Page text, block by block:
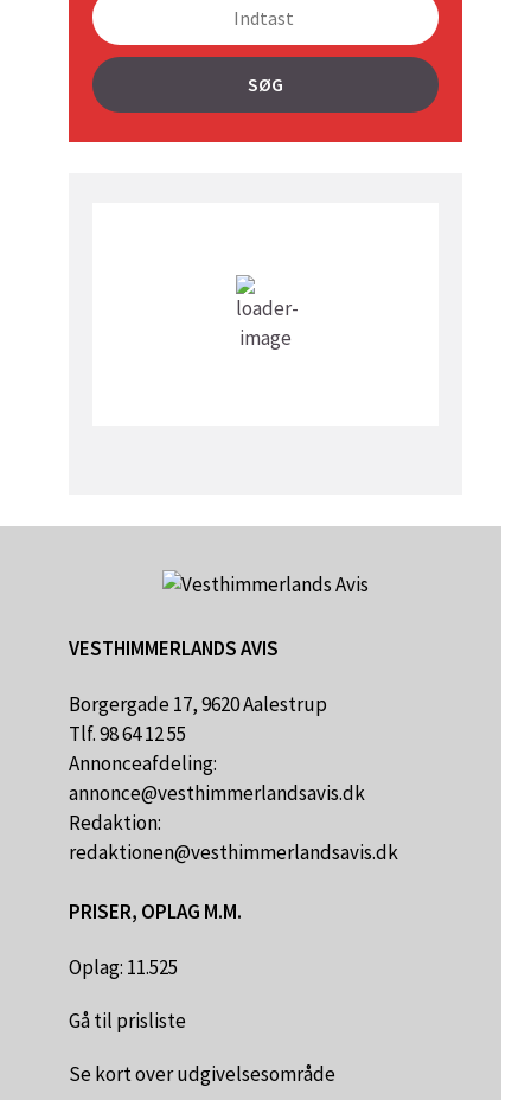
SØG
8:01 pm,
15
VESTHIMMERLANDS AVIS
Borgergade 17, 9620 Aalestrup
Tlf. 98 64 12 55
Annonceafdeling:
annonce@vesthimmerlandsavis.dk
Redaktion:
redaktionen@vesthimmerlandsavis.dk
PRISER, OPLAG M.M.
Oplag: 11.525
Gå til prisliste
Se kort over udgivelsesområde